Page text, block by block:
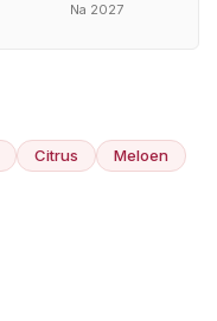
Na 2027
Citrus
Meloen